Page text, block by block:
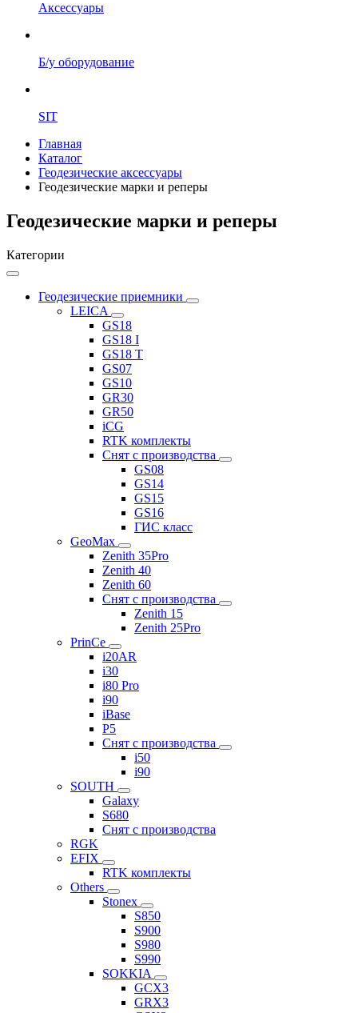
Аксессуары
Б/у оборудование
SIT
Главная
Каталог
Геодезические аксессуары
Геодезические марки и реперы
Геодезические марки и реперы
Категории
Геодезические приемники
LEICA
GS18
GS18 I
GS18 T
GS07
GS10
GR30
GR50
iCG
RTK комплекты
Снят с производства
GS08
GS14
GS15
GS16
ГИС класс
GeoMax
Zenith 35Pro
Zenith 40
Zenith 60
Снят с производства
Zenith 15
Zenith 25Pro
PrinCe
i20AR
i30
i80 Pro
i90
iBase
P5
Снят с производства
i50
i90
SOUTH
Galaxy
S680
Снят с производства
RGK
EFIX
RTK комплекты
Others
Stonex
S850
S900
S980
S990
SOKKIA
GCX3
GRX3